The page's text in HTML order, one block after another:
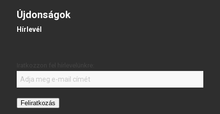
Újdonságok
Hírlevél
Feliratkozás